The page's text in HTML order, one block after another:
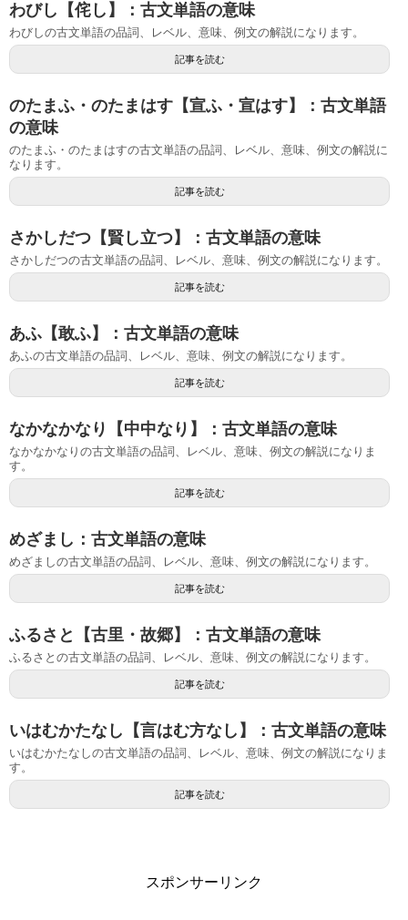
わびし【侘し】：古文単語の意味
わびしの古文単語の品詞、レベル、意味、例文の解説になります。
記事を読む
のたまふ・のたまはす【宣ふ・宣はす】：古文単語
の意味
のたまふ・のたまはすの古文単語の品詞、レベル、意味、例文の解説に
なります。
記事を読む
さかしだつ【賢し立つ】：古文単語の意味
さかしだつの古文単語の品詞、レベル、意味、例文の解説になります。
記事を読む
あふ【敢ふ】：古文単語の意味
あふの古文単語の品詞、レベル、意味、例文の解説になります。
記事を読む
なかなかなり【中中なり】：古文単語の意味
なかなかなりの古文単語の品詞、レベル、意味、例文の解説になりま
す。
記事を読む
めざまし：古文単語の意味
めざましの古文単語の品詞、レベル、意味、例文の解説になります。
記事を読む
ふるさと【古里・故郷】：古文単語の意味
ふるさとの古文単語の品詞、レベル、意味、例文の解説になります。
記事を読む
いはむかたなし【言はむ方なし】：古文単語の意味
いはむかたなしの古文単語の品詞、レベル、意味、例文の解説になりま
す。
記事を読む
スポンサーリンク